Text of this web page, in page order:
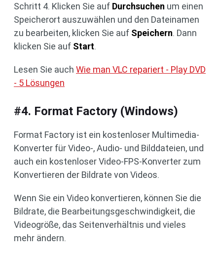
Schritt 4. Klicken Sie auf Durchsuchen um einen
Speicherort auszuwählen und den Dateinamen
zu bearbeiten, klicken Sie auf Speichern. Dann
klicken Sie auf Start.
Lesen Sie auch Wie man VLC repariert - Play DVD
- 5 Lösungen
#4. Format Factory (Windows)
Format Factory ist ein kostenloser Multimedia-
Konverter für Video-, Audio- und Bilddateien, und
auch ein kostenloser Video-FPS-Konverter zum
Konvertieren der Bildrate von Videos.
Wenn Sie ein Video konvertieren, können Sie die
Bildrate, die Bearbeitungsgeschwindigkeit, die
Videogröße, das Seitenverhältnis und vieles
mehr ändern.